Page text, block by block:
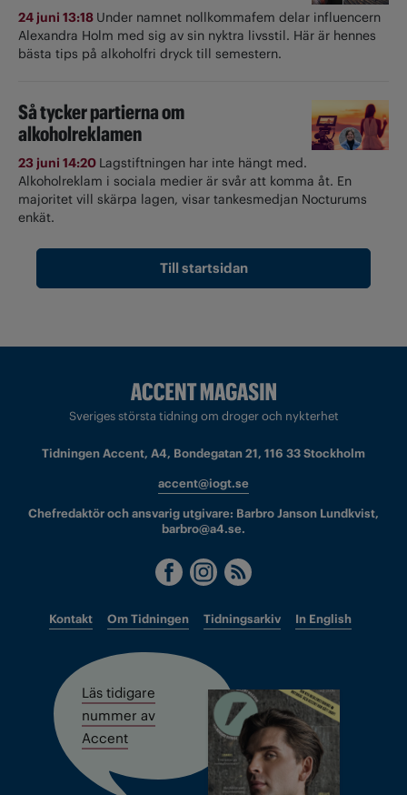
24 juni 13:18 Under namnet nollkommafem delar influencern
Alexandra Holm med sig av sin nyktra livsstil. Här är hennes
bästa tips på alkoholfri dryck till semestern.
Så tycker partierna om
alkoholreklamen
23 juni 14:20 Lagstiftningen har inte hängt med.
Alkoholreklam i sociala medier är svår att komma åt. En
majoritet vill skärpa lagen, visar tankesmedjan Nocturums
enkät.
Till startsidan
Sveriges största tidning om droger och nykterhet
Tidningen Accent, A4, Bondegatan 21, 116 33 Stockholm
accent@iogt.se
Chefredaktör och ansvarig utgivare: Barbro Janson Lundkvist,
barbro@a4.se.
Kontakt Om Tidningen Tidningsarkiv In English
Läs tidigare
nummer av
Accent